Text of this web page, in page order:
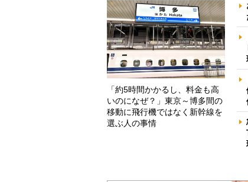
「約5時間かかるし、料金も高
いのになぜ？」東京～博多間の
移動に飛行機ではなく新幹線を
選ぶ人の事情